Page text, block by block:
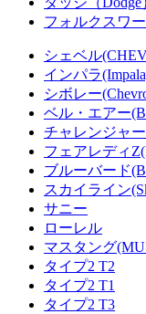
フォルクスワー
シェベル
インパラ
シボレー
ベル・エアー
チャレンジャー
フェアレディ
ブルーバード
スカイライン
サニー
ローレル
マスタング
タイプ2 T2
タイプ2 T1
タイプ2 T3